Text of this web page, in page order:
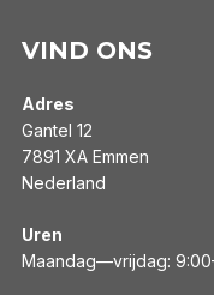
VIND ONS
Adres
Gantel 12
7891 XA Emmen
Nederland
Uren
Maandag—vrijdag: